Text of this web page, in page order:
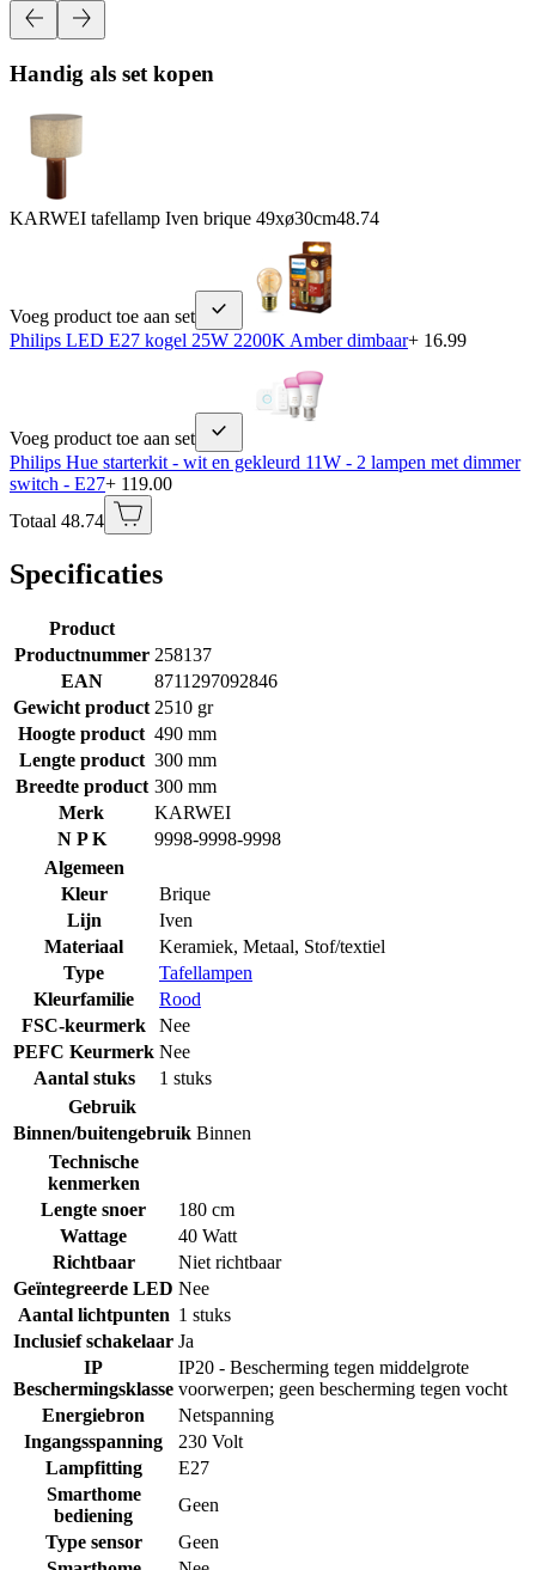
Handig als set kopen
KARWEI tafellamp Iven brique 49xø30cm48.74
Voeg product toe aan set
Philips LED E27 kogel 25W 2200K Amber dimbaar+ 16.99
Voeg product toe aan set
Philips Hue starterkit - wit en gekleurd 11W - 2 lampen met dimmer
switch - E27+ 119.00
Totaal 48.74
Specificaties
Product
Productnummer 258137
EAN
8711297092846
Gewicht product 2510 gr
Hoogte product 490 mm
Lengte product 300 mm
Breedte product 300 mm
Merk
KARWEI
N P K
9998-9998-9998
Algemeen
Kleur
Brique
Lijn
Iven
Materiaal
Keramiek, Metaal, Stof/textiel
Type
Tafellampen
Kleurfamilie
Rood
FSC-keurmerk
Nee
PEFC Keurmerk Nee
Aantal stuks
1 stuks
Gebruik
Binnen/buitengebruik Binnen
Technische
kenmerken
Lengte snoer
180 cm
Wattage
40 Watt
Richtbaar
Niet richtbaar
Geïntegreerde LED Nee
Aantal lichtpunten 1 stuks
Inclusief schakelaar Ja
IP
Beschermingsklasse
IP20 - Bescherming tegen middelgrote
voorwerpen; geen bescherming tegen vocht
Energiebron
Netspanning
Ingangsspanning
230 Volt
Lampfitting
E27
Smarthome
bediening
Geen
Type sensor
Geen